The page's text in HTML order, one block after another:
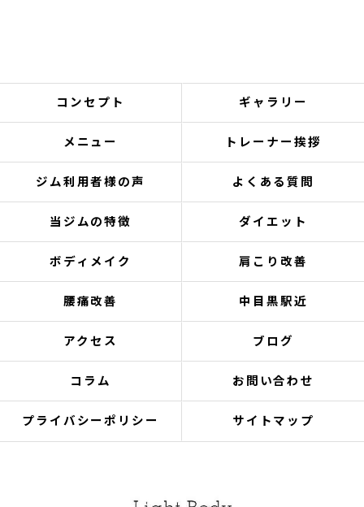
コンセプト ギャラリー
メニュー トレーナー挨拶
ジム利用者様の声 よくある質問
当ジムの特徴 ダイエット
ボディメイク 肩こり改善
腰痛改善 中目黒駅近
アクセス ブログ
コラム お問い合わせ
プライバシーポリシー サイトマップ